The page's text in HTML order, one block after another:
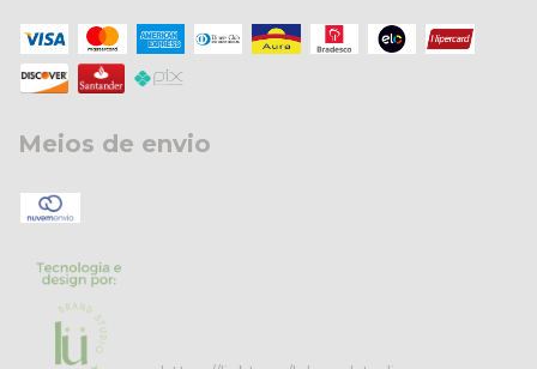
Meios de envio